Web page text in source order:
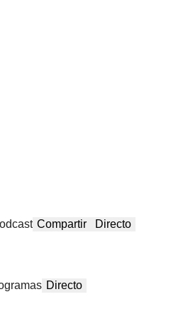
Compartir Directo
Directo